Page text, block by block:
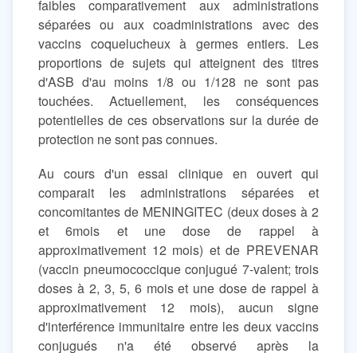
faibles comparativement aux administrations
séparées ou aux coadministrations avec des
vaccins coquelucheux à germes entiers. Les
proportions de sujets qui atteignent des titres
d'ASB d'au moins 1/8 ou 1/128 ne sont pas
touchées. Actuellement, les conséquences
potentielles de ces observations sur la durée de
protection ne sont pas connues.
Au cours d'un essai clinique en ouvert qui
comparait les administrations séparées et
concomitantes de MENINGITEC (deux doses à 2
et 6mois et une dose de rappel à
approximativement 12 mois) et de PREVENAR
(vaccin pneumococcique conjugué 7-valent; trois
doses à 2, 3, 5, 6 mois et une dose de rappel à
approximativement 12 mois), aucun signe
d'interférence immunitaire entre les deux vaccins
conjugués n'a été observé après la